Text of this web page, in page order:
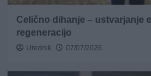
Celično dihanje – ustvarjanje
regeneracijo
Urednik 07/07/2026